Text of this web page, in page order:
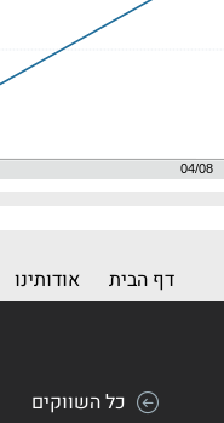
דף הבית אודותינו
כל השווקים